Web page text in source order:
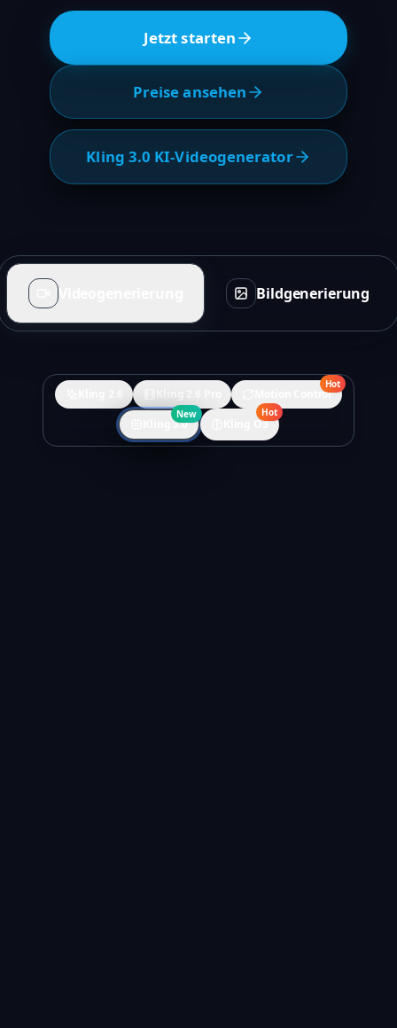
Jetzt starten
Preise ansehen
Kling 3.0 KI-Videogenerator
Videogenerierung Bildgenerierung
Hot
Motion Control
New
Kling 3.0
Hot
Kling O3